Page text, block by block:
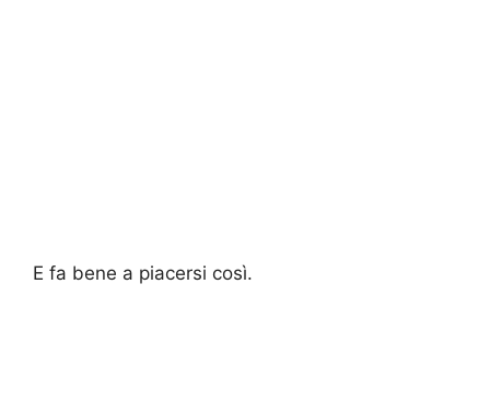
E fa bene a piacersi così.